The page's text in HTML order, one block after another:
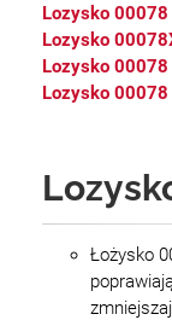
Lozysko 00078
Lozysko
Lozysko 00078
Lozysko 00078
Łożysko